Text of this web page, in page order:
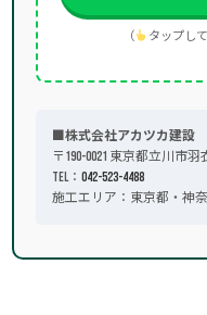
（ タップし
■株式会社アカツカ建設
〒190-0021 東京都立川市羽
TEL： 042-523-4488
施工エリア：東京都・神